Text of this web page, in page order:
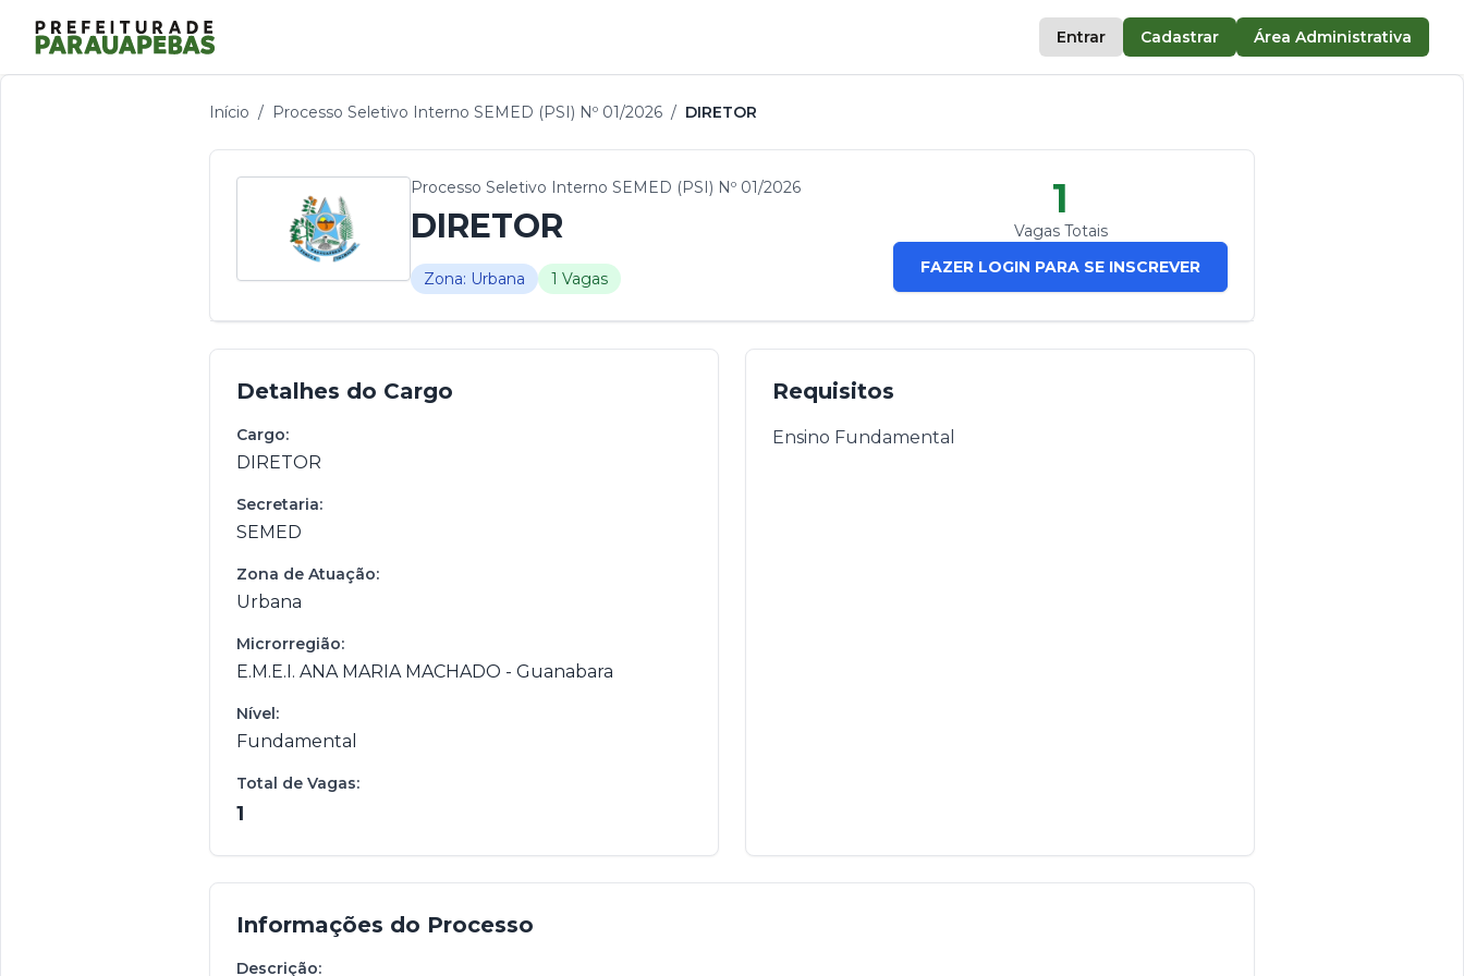
Entrar Cadastrar Área Administrativa
Início / Processo Seletivo Interno SEMED (PSI) Nº 01/2026 / DIRETOR
Processo Seletivo Interno SEMED (PSI) Nº 01/2026
DIRETOR
Zona: Urbana 1 Vagas
1
Vagas Totais
FAZER LOGIN PARA SE INSCREVER
Detalhes do Cargo
Cargo:
DIRETOR
Secretaria:
SEMED
Zona de Atuação:
Urbana
Microrregião:
E.M.E.I. ANA MARIA MACHADO - Guanabara
Nível:
Fundamental
Total de Vagas:
1
Requisitos
Ensino Fundamental
Informações do Processo
Descrição: